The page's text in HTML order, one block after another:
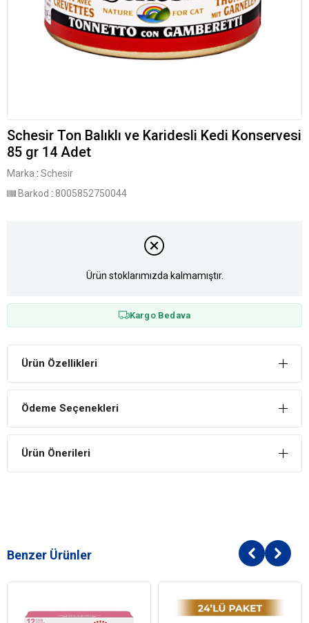
Schesir Ton Balıklı ve Karidesli Kedi Konservesi
85 gr 14 Adet
Marka : Schesir
Barkod : 8005852750044
Ürün stoklarımızda kalmamıştır.
Kargo Bedava
Ürün Özellikleri
Ödeme Seçenekleri
Ürün Önerileri
Benzer Ürünler